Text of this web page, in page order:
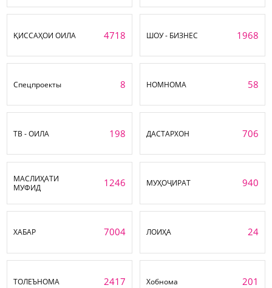
ҚИССАҲОИ ОИЛА 4718 ШОУ - БИЗНЕС 1968
Спецпроекты 8 НОМНОМА 58
ТВ - ОИЛА 198 ДАСТАРХОН 706
МАСЛИҲАТИ
МУФИД
1246 МУҲОҶИРАТ 940
ХАБАР 7004 ЛОИҲА 24
ТОЛЕЪНОМА 2417 Хобнома 201